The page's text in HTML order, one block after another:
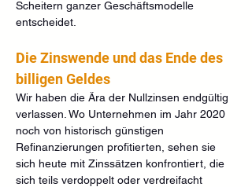
Scheitern ganzer Geschäftsmodelle
entscheidet.
Die Zinswende und das Ende des
billigen Geldes
Wir haben die Ära der Nullzinsen endgültig
verlassen. Wo Unternehmen im Jahr 2020
noch von historisch günstigen
Refinanzierungen profitierten, sehen sie
sich heute mit Zinssätzen konfrontiert, die
sich teils verdoppelt oder verdreifacht